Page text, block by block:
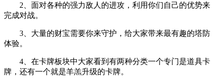
2、面对各种的强力敌人的进攻，利用你们自己的优势来
完成对战。
3、大量的财宝需要你来守护，给大家带来最有趣的塔防
体验。
4、在卡牌板块中大家看到有两种分类一个专门是道具卡
牌，还有一个就是羊羔升级的卡牌。